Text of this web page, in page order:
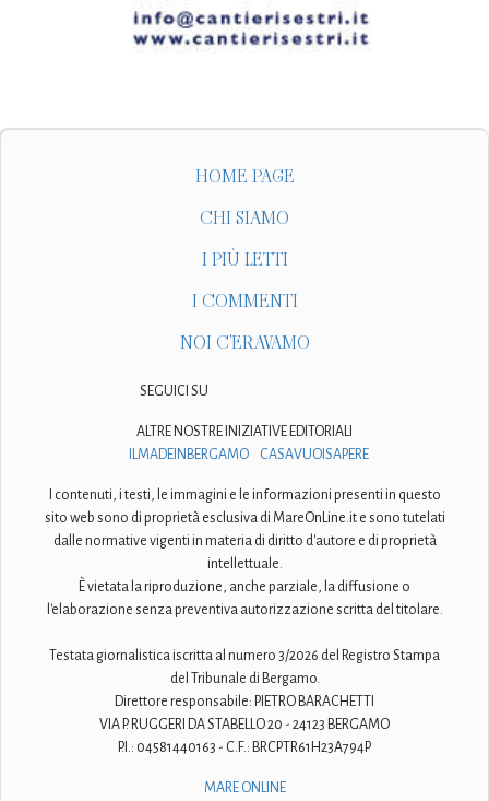
HOME PAGE
CHI SIAMO
I PIÙ LETTI
I COMMENTI
NOI C'ERAVAMO
SEGUICI SU
ALTRE NOSTRE INIZIATIVE EDITORIALI
ILMADEINBERGAMO
CASAVUOISAPERE
I contenuti, i testi, le immagini e le informazioni presenti in questo
sito web sono di proprietà esclusiva di MareOnLine.it e sono tutelati
dalle normative vigenti in materia di diritto d'autore e di proprietà
intellettuale.
È vietata la riproduzione, anche parziale, la diffusione o
l'elaborazione senza preventiva autorizzazione scritta del titolare.
Testata giornalistica iscritta al numero 3/2026 del Registro Stampa
del Tribunale di Bergamo.
Direttore responsabile: PIETRO BARACHETTI
VIA P. RUGGERI DA STABELLO 20 - 24123 BERGAMO
P.I.: 04581440163 - C.F.: BRCPTR61H23A794P
MARE ONLINE